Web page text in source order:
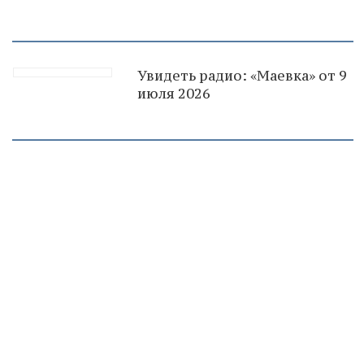
Увидеть радио: «Маевка» от 9
июля 2026